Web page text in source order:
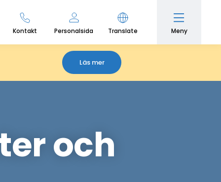
Kontakt Personalsida Translate Meny
Läs mer
och